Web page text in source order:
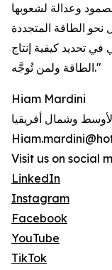
نحو الطاقة المتجددة
تحديد كيفية إنتاج
الطاقة ولمن تُوجَّه."
Hiam Mardini
وشمال أفريقيا
Visit us on social
LinkedIn
Instagram
Facebook
YouTube
TikTok